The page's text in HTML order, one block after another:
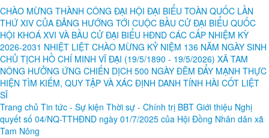
CHÀO MỪNG THÀNH CÔNG ĐẠI HỘI ĐẠI BIỂU TOÀN QUỐC LẦN
THỨ XIV CỦA ĐẢNG HƯỚNG TỚI CUỘC BẦU CỬ ĐẠI BIỂU QUỐC
HỘI KHOÁ XVI VÀ BẦU CỬ ĐẠI BIỂU HĐND CÁC CẤP NHIỆM KỲ
2026-2031 NHIỆT LIỆT CHÀO MỪNG KỶ NIỆM 136 NĂM NGÀY SINH
CHỦ TỊCH HỒ CHÍ MINH VĨ ĐẠI (19/5/1890 - 19/5/2026) XÃ TAM
NÔNG HƯỞNG ỨNG CHIẾN DỊCH 500 NGÀY ĐÊM ĐẨY MẠNH THỰC
HIỆN TÌM KIẾM, QUY TẬP VÀ XÁC ĐỊNH DANH TÍNH HÀI CỐT LIỆT
SĨ
Trang chủ Tin tức - Sự kiện Thời sự - Chính trị BBT Giới thiệu Nghị
quyết số 04/NQ-TTHĐND ngày 01/7/2025 của Hội Đồng Nhân dân xã
Tam Nông